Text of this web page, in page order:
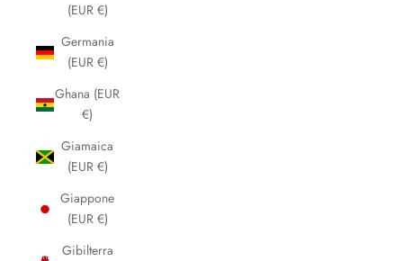
(EUR €)
Germania
(EUR €)
Ghana (EUR
€)
Giamaica
(EUR €)
Giappone
(EUR €)
Gibilterra